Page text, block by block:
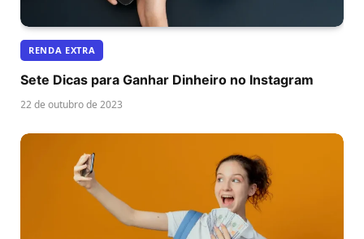
RENDA EXTRA
Sete Dicas para Ganhar Dinheiro no Instagram
22 de outubro de 2023